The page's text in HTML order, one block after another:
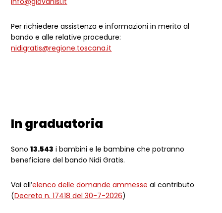
Per richiedere assistenza e informazioni in merito al
bando e alle relative procedure:
nidigratis@regione.toscana.it
In graduatoria
Sono13.543 i bambini e le bambine che potranno
beneficiare del bando Nidi Gratis.
Vai all’elenco delle domande ammesse al contributo
(Decreto n. 17418 del 30-7-2026)